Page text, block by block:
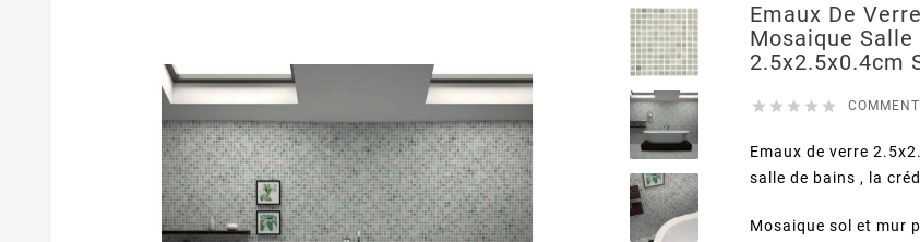
Emaux De
Mosaique Salle
2.5x2.5x0.4cm
    
Emaux de verre
salle de bains , la
Mosaique sol et mur